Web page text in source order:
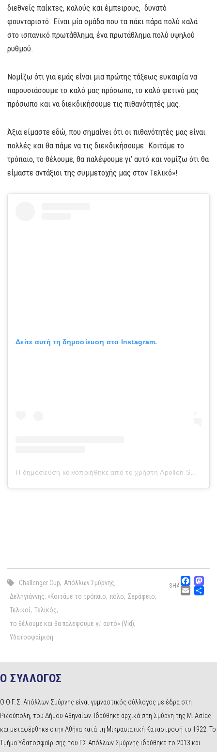
διεθνείς παίκτες, καλούς και έμπειρους, δυνατό
φουνταριστό. Είναι μία ομάδα που τα πάει πάρα πολύ καλά
στο ισπανικό πρωτάθλημα, ένα πρωτάθλημα πολύ υψηλού
ρυθμού.
Νομίζω ότι για εμάς είναι μια πρώτης τάξεως ευκαιρία να
παρουσιάσουμε το καλό μας πρόσωπο, το καλό φετινό μας
πρόσωπο και να διεκδικήσουμε τις πιθανότητές μας.
Άξια είμαστε εδώ, που σημαίνει ότι οι πιθανότητές μας είναι
πολλές και θα πάμε να τις διεκδικήσουμε. Κοιτάμε το
τρόπαιο, το θέλουμε, θα παλέψουμε γι’ αυτό και νομίζω ότι θα
είμαστε αντάξιοι της συμμετοχής μας στον Τελικό»!
Δείτε αυτή τη δημοσίευση στο Instagram.
Challenger Cup, Απόλλων Σμύρνης,
Δεληγιάννης: «Κοιτάμε το τρόπαιο, πόλο, Σεράφειο,
Τελικοί, Τελικός,
το θέλουμε και θα παλέψουμε γι’ αυτό» (Vid),
Υδατοσφαίριση
SHARE
Ο ΣΥΛΛΟΓΟΣ
Ο Ο Γ.Σ. Απόλλων Σμύρνης είναι γυμναστικός σύλλογος με έδρα στη
Ριζούπολη, του Δήμου Αθηναίων. Ιδρύθηκε αρχικά στη Σμύρνη της Μ. Ασίας
και μεταφέρθηκε στην Αθήνα κατά τη Μικρασιατική Καταστροφή το 1922. Το
Τμήμα Υδατοσφαίρισης του ΓΣ Απόλλων Σμύρνης ιδρύθηκε το 2013 και